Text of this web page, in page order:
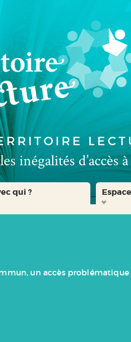
qui ?
un accès problématique